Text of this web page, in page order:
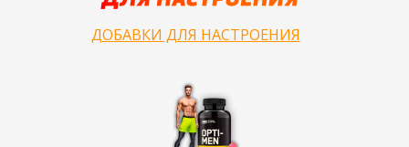
ДОБАВКИ ДЛЯ НАСТРОЕНИЯ